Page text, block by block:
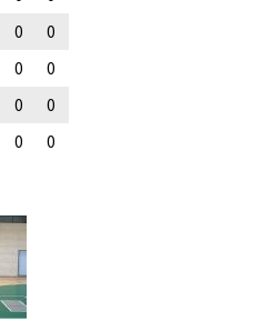
0
0
0
0
0
0
0 0